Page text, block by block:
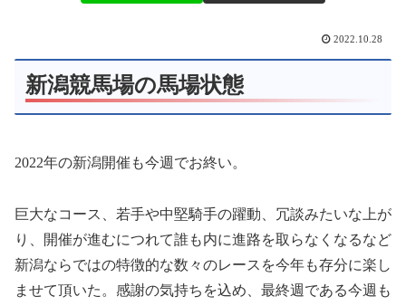
2022.10.28
新潟競馬場の馬場状態
2022年の新潟開催も今週でお終い。
巨大なコース、若手や中堅騎手の躍動、冗談みたいな上が
り、開催が進むにつれて誰も内に進路を取らなくなるなど
新潟ならではの特徴的な数々のレースを今年も存分に楽し
ませて頂いた。感謝の気持ちを込め、最終週である今週も